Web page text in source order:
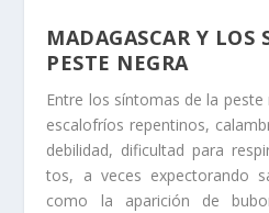
MADAGASCAR Y LOS
PESTE NEGRA
Entre los síntomas de la
escalofríos repentinos,
debilidad, dificultad para
tos, a veces expectorando
como la aparición de